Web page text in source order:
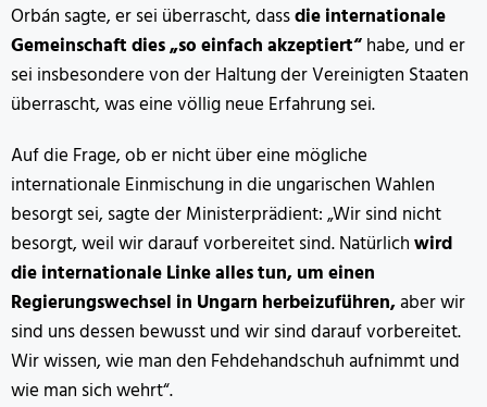
Orbán sagte, er sei überrascht, dassdie internationale
Gemeinschaft dies „so einfach akzeptiert“habe, und er
sei insbesondere von der Haltung der Vereinigten Staaten
überrascht, was eine völlig neue Erfahrung sei.
Auf die Frage, ob er nicht über eine mögliche
internationale Einmischung in die ungarischen Wahlen
besorgt sei, sagte der Ministerprädient: „Wir sind nicht
besorgt, weil wir darauf vorbereitet sind. Natürlichwird
die internationale Linke alles tun, um einen
Regierungswechsel in Ungarn herbeizuführen,aber wir
sind uns dessen bewusst und wir sind darauf vorbereitet.
Wir wissen, wie man den Fehdehandschuh aufnimmt und
wie man sich wehrt“.